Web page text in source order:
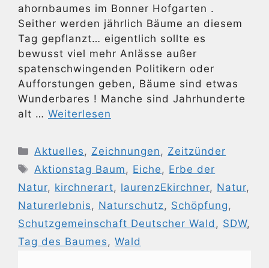
ahornbaumes im Bonner Hofgarten .
Seither werden jährlich Bäume an diesem
Tag gepflanzt… eigentlich sollte es
bewusst viel mehr Anlässe außer
spatenschwingenden Politikern oder
Aufforstungen geben, Bäume sind etwas
Wunderbares ! Manche sind Jahrhunderte
alt … Weiterlesen
Kategorien
Aktuelles , Zeichnungen , Zeitzünder
Schlagwörter
Aktionstag Baum , Eiche , Erbe der
Natur, kirchnerart, laurenzEkirchner, Natur,
Naturerlebnis , Naturschutz, Schöpfung ,
Schutzgemeinschaft Deutscher Wald , SDW,
Tag des Baumes , Wald